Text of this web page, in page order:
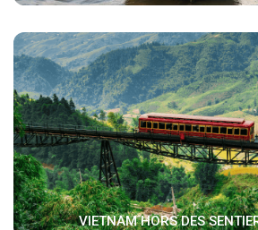
VIETNAM HORS DES